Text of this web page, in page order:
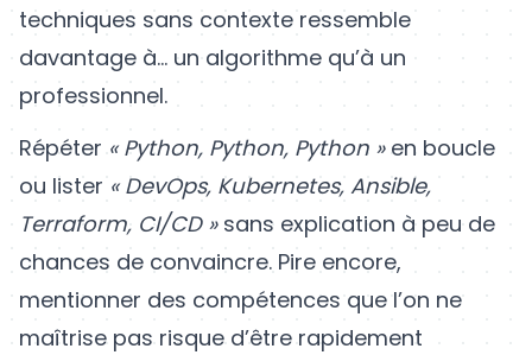
techniques sans contexte ressemble
davantage à… un algorithme qu’à un
professionnel.
Répéter « Python, Python, Python »en boucle
ou lister « DevOps, Kubernetes, Ansible,
Terraform, CI/CD »sans explication à peu de
chances de convaincre. Pire encore,
mentionner des compétences que l’on ne
maîtrise pas risque d’être rapidement